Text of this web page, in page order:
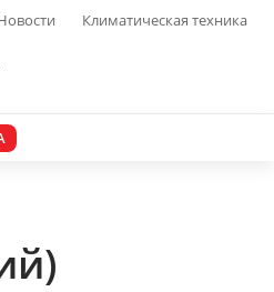
Климатическая техника